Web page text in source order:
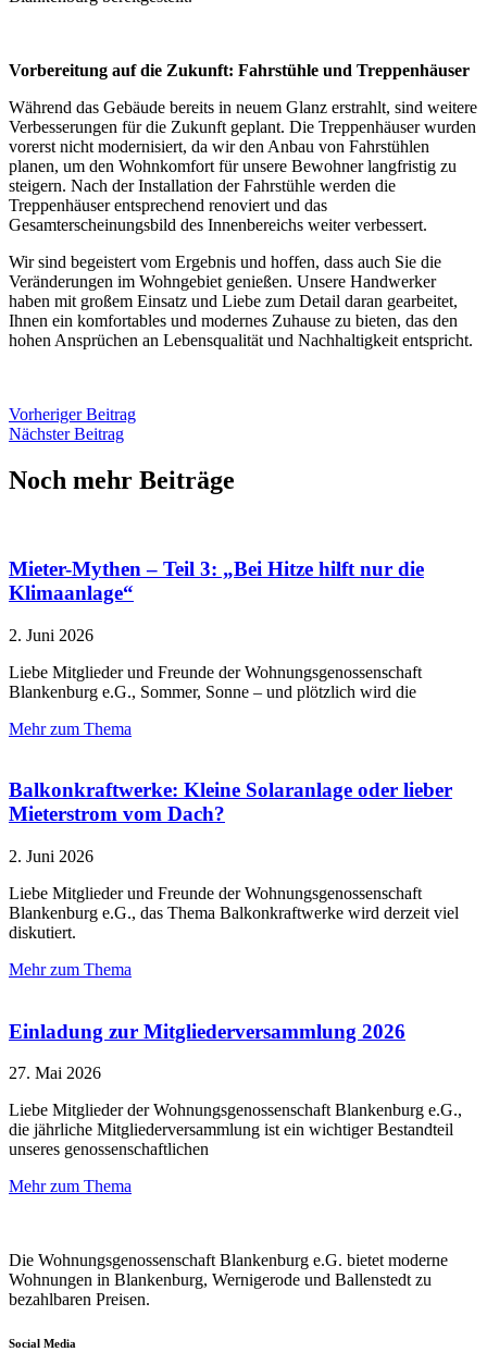
Vorbereitung auf die Zukunft: Fahrstühle und Treppenhäuser
Während das Gebäude bereits in neuem Glanz erstrahlt, sind weitere
Verbesserungen für die Zukunft geplant. Die Treppenhäuser wurden
vorerst nicht modernisiert, da wir den Anbau von Fahrstühlen
planen, um den Wohnkomfort für unsere Bewohner langfristig zu
steigern. Nach der Installation der Fahrstühle werden die
Treppenhäuser entsprechend renoviert und das
Gesamterscheinungsbild des Innenbereichs weiter verbessert.
Wir sind begeistert vom Ergebnis und hoffen, dass auch Sie die
Veränderungen im Wohngebiet genießen. Unsere Handwerker
haben mit großem Einsatz und Liebe zum Detail daran gearbeitet,
Ihnen ein komfortables und modernes Zuhause zu bieten, das den
hohen Ansprüchen an Lebensqualität und Nachhaltigkeit entspricht.
Vorheriger Beitrag
Nächster Beitrag
Noch mehr Beiträge
Mieter-Mythen – Teil 3: „Bei Hitze hilft nur die
Klimaanlage“
2. Juni 2026
Liebe Mitglieder und Freunde der Wohnungsgenossenschaft
Blankenburg e.G., Sommer, Sonne – und plötzlich wird die
Mehr zum Thema
Balkonkraftwerke: Kleine Solaranlage oder lieber
Mieterstrom vom Dach?
2. Juni 2026
Liebe Mitglieder und Freunde der Wohnungsgenossenschaft
Blankenburg e.G., das Thema Balkonkraftwerke wird derzeit viel
diskutiert.
Mehr zum Thema
Einladung zur Mitgliederversammlung 2026
27. Mai 2026
Liebe Mitglieder der Wohnungsgenossenschaft Blankenburg e.G.,
die jährliche Mitgliederversammlung ist ein wichtiger Bestandteil
unseres genossenschaftlichen
Mehr zum Thema
Die Wohnungsgenossenschaft Blankenburg e.G. bietet moderne
Wohnungen in Blankenburg, Wernigerode und Ballenstedt zu
bezahlbaren Preisen.
Social Media